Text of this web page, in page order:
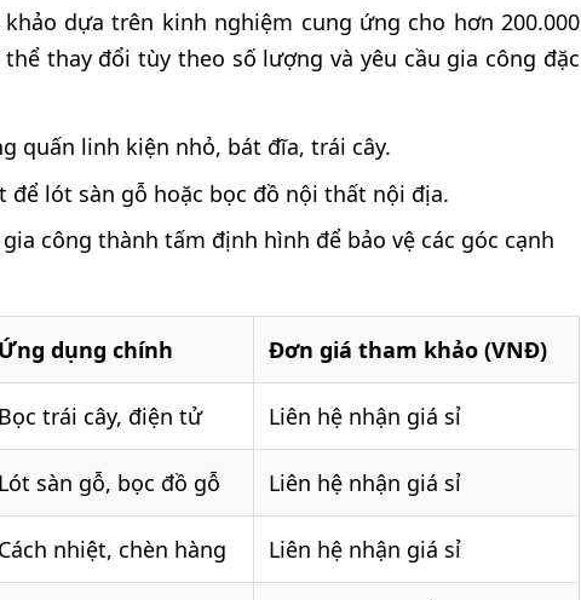
dựa trên kinh nghiệm cung ứng cho hơn 200.000
thay đổi tùy theo số lượng và yêu cầu gia công đặc
quấn linh kiện nhỏ, bát đĩa, trái cây.
lót sàn gỗ hoặc bọc đồ nội thất nội địa.
công thành tấm định hình để bảo vệ các góc cạnh
Ứng dụng chính Đơn giá tham khảo (VNĐ)
Bọc trái cây, điện tử Liên hệ nhận giá sỉ
Lót sàn gỗ, bọc đồ gỗ Liên hệ nhận giá sỉ
Cách nhiệt, chèn hàng Liên hệ nhận giá sỉ